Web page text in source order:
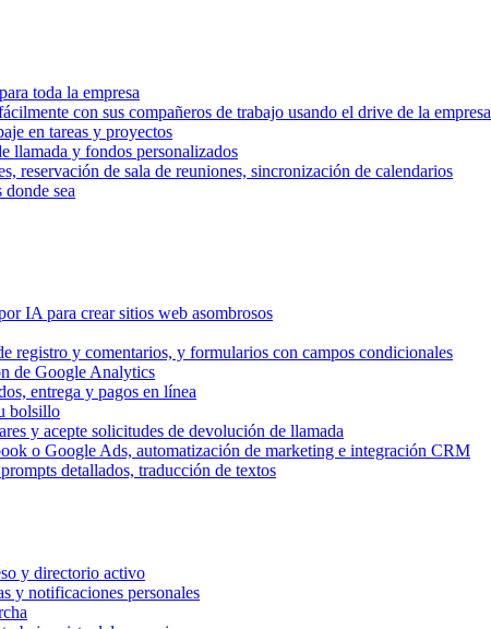
toda la empresa
con sus compañeros de trabajo usando el drive de la empresa
en tareas y proyectos
llamada y fondos personalizados
reservación de sala de reuniones, sincronización de calendarios
sea
IA para crear sitios web asombrosos
registro y comentarios, y formularios con campos condicionales
de Google Analytics
entrega y pagos en línea
bolsillo
y acepte solicitudes de devolución de llamada
o Google Ads, automatización de marketing e integración CRM
detallados, traducción de textos
y directorio activo
y notificaciones personales